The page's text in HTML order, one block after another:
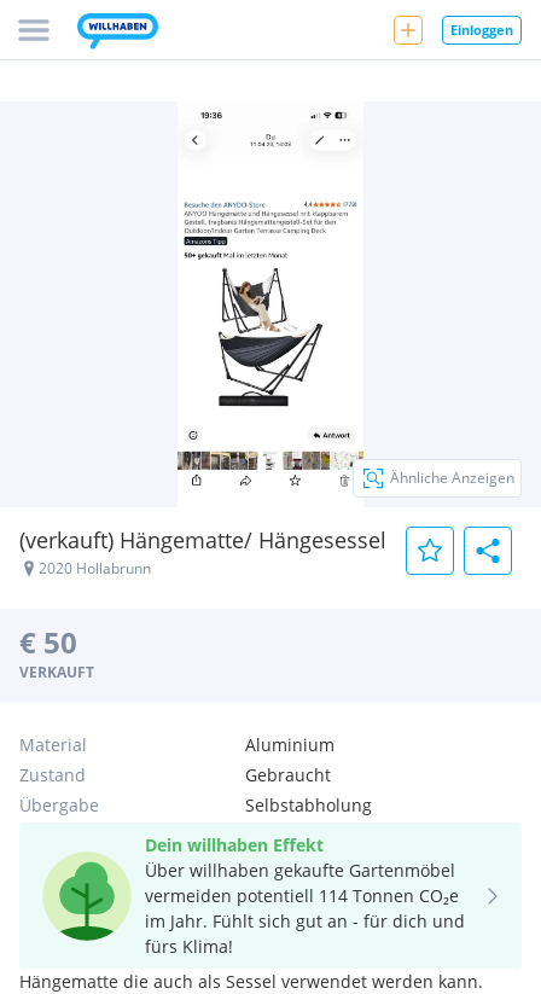
Einloggen
(verkauft) Hängematte/ Hängesessel
2020 Hollabrunn
Ähnliche Anzeigen
€ 50
VERKAUFT
Material
Aluminium
Zustand
Gebraucht
Übergabe
Selbstabholung
Dein willhaben Effekt
Über willhaben gekaufte Gartenmöbel
vermeiden potentiell 114 Tonnen CO₂e
im Jahr. Fühlt sich gut an - für dich und
fürs Klima!
Hängematte die auch als Sessel verwendet werden kann.